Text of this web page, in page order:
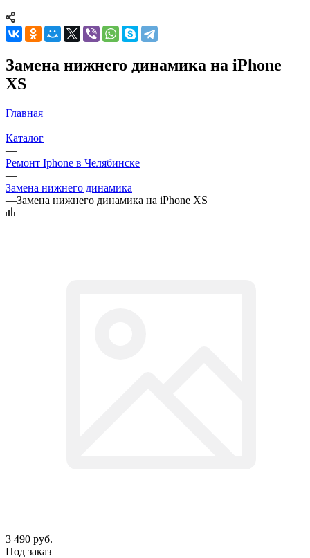
Замена нижнего динамика на iPhone
XS
Главная
—
Каталог
—
Ремонт Iphone в Челябинске
—
Замена нижнего динамика
—Замена нижнего динамика на iPhone XS
3 490 руб.
Под заказ